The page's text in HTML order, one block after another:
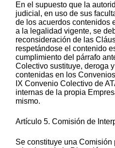
En el supuesto que la
judicial, en uso de sus
de los acuerdos contenidos
a la legalidad vigente, se
reconsideración de las
respetándose el contenido
cumplimiento del párrafo
Colectivo sustituye, deroga
contenidas en los
IX Convenio Colectivo de
internas de la propia
mismo.
Artículo 5. Comisión de
Se constituye una